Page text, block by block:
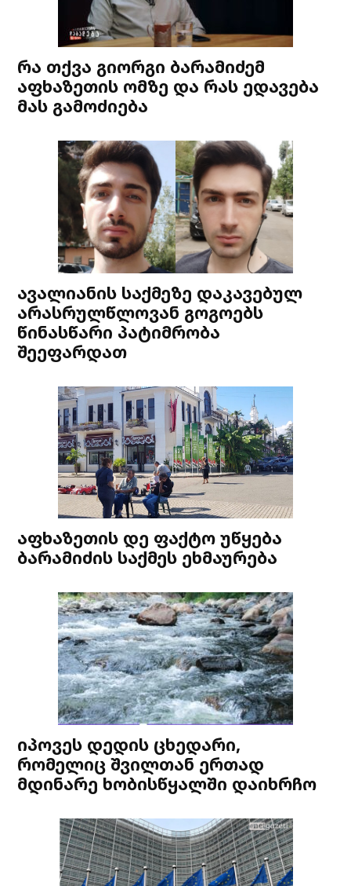
რა თქვა გიორგი ბარამიძემ
აფხაზეთის ომზე და რას ედავება
მას გამოძიება
ავალიანის საქმეზე დაკავებულ
არასრულწლოვან გოგოებს
წინასწარი პატიმრობა
შეეფარდათ
აფხაზეთის დე ფაქტო უწყება
ბარამიძის საქმეს ეხმაურება
იპოვეს დედის ცხედარი,
რომელიც შვილთან ერთად
მდინარე ხობისწყალში დაიხრჩო